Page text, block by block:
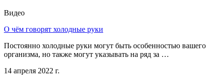
Видео
О чём говорят холодные руки
Постоянно холодные руки могут быть особенностью вашего
организма, но также могут указывать на ряд за …
14 апреля 2022 г.